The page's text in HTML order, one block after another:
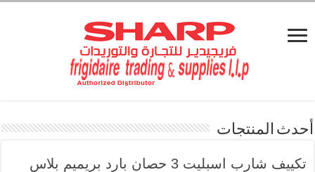
المنتجات
تكييف شارب اسبليت 3 حصان بارد بريميم بلاس